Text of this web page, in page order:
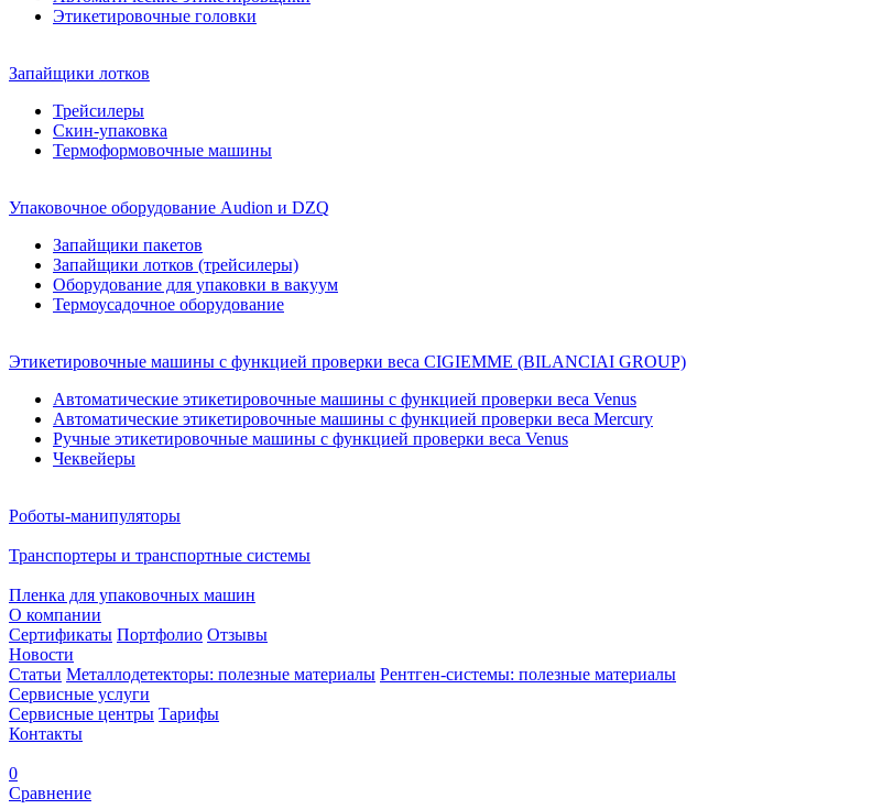
Этикетировочные головки
Запайщики лотков
Трейсилеры
Скин-упаковка
Термоформовочные машины
Упаковочное оборудование Audion и DZQ
Запайщики пакетов
Запайщики лотков (трейсилеры)
Оборудование для упаковки в вакуум
Термоусадочное оборудование
Этикетировочные машины с функцией проверки веса CIGIEMME (BILANCIAI GROUP)
Автоматические этикетировочные машины с функцией проверки веса Venus
Автоматические этикетировочные машины с функцией проверки веса Mercury
Ручные этикетировочные машины с функцией проверки веса Venus
Чеквейеры
Роботы-манипуляторы
Транспортеры и транспортные системы
Пленка для упаковочных машин
О компании
Сертификаты Портфолио Отзывы
Новости
Статьи Металлодетекторы: полезные материалы Рентген-системы: полезные материалы
Сервисные услуги
Сервисные центры Тарифы
Контакты
0
Сравнение